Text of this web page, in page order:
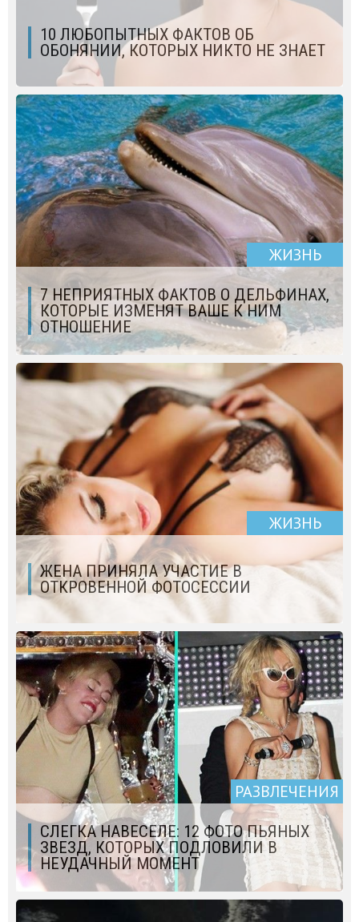
10 ЛЮБОПЫТНЫХ ФАКТОВ ОБ
ОБОНЯНИИ, КОТОРЫХ НИКТО НЕ ЗНАЕТ
ЖИЗНЬ
7 НЕПРИЯТНЫХ ФАКТОВ О ДЕЛЬФИНАХ,
КОТОРЫЕ ИЗМЕНЯТ ВАШЕ К НИМ
ОТНОШЕНИЕ
ЖИЗНЬ
ЖЕНА ПРИНЯЛА УЧАСТИЕ В
ОТКРОВЕННОЙ ФОТОСЕССИИ
РАЗВЛЕЧЕНИЯ
СЛЕГКА НАВЕСЕЛЕ: 12 ФОТО ПЬЯНЫХ
ЗВЕЗД, КОТОРЫХ ПОДЛОВИЛИ В
НЕУДАЧНЫЙ МОМЕНТ